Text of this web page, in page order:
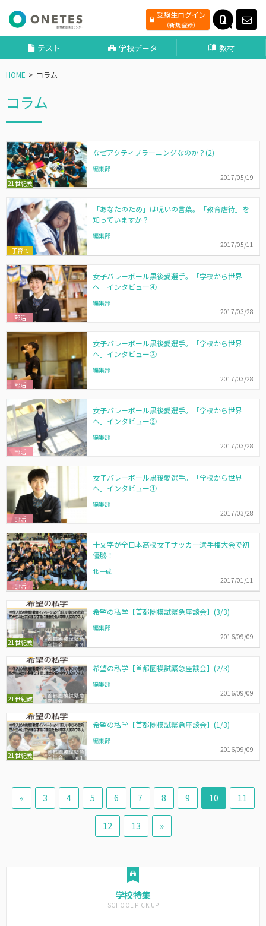
受験生ログイン
（新規登録）
テスト 学校データ 教材
HOME コラム
コラム
21世紀教
なぜアクティブラーニングなのか？(2)
編集部
2017/05/19
子育て
「あなたのため」は呪いの言葉。「教育虐待」を
知っていますか？
編集部
2017/05/11
部活
女子バレーボール黒後愛選手。「学校から世界
へ」インタビュー④
編集部
2017/03/28
部活
女子バレーボール黒後愛選手。「学校から世界
へ」インタビュー③
編集部
2017/03/28
部活
女子バレーボール黒後愛選手。「学校から世界
へ」インタビュー②
編集部
2017/03/28
部活
女子バレーボール黒後愛選手。「学校から世界
へ」インタビュー①
編集部
2017/03/28
部活
十文字が全日本高校女子サッカー選手権大会で初
優勝！
北 一成
2017/01/11
21世紀教
希望の私学【首都圏模試緊急座談会】(3/3)
編集部
2016/09/09
21世紀教
希望の私学【首都圏模試緊急座談会】(2/3)
編集部
2016/09/09
21世紀教
希望の私学【首都圏模試緊急座談会】(1/3)
編集部
2016/09/09
« 3 4 5 6 7 8 9 10 11
12 13 »
学校特集